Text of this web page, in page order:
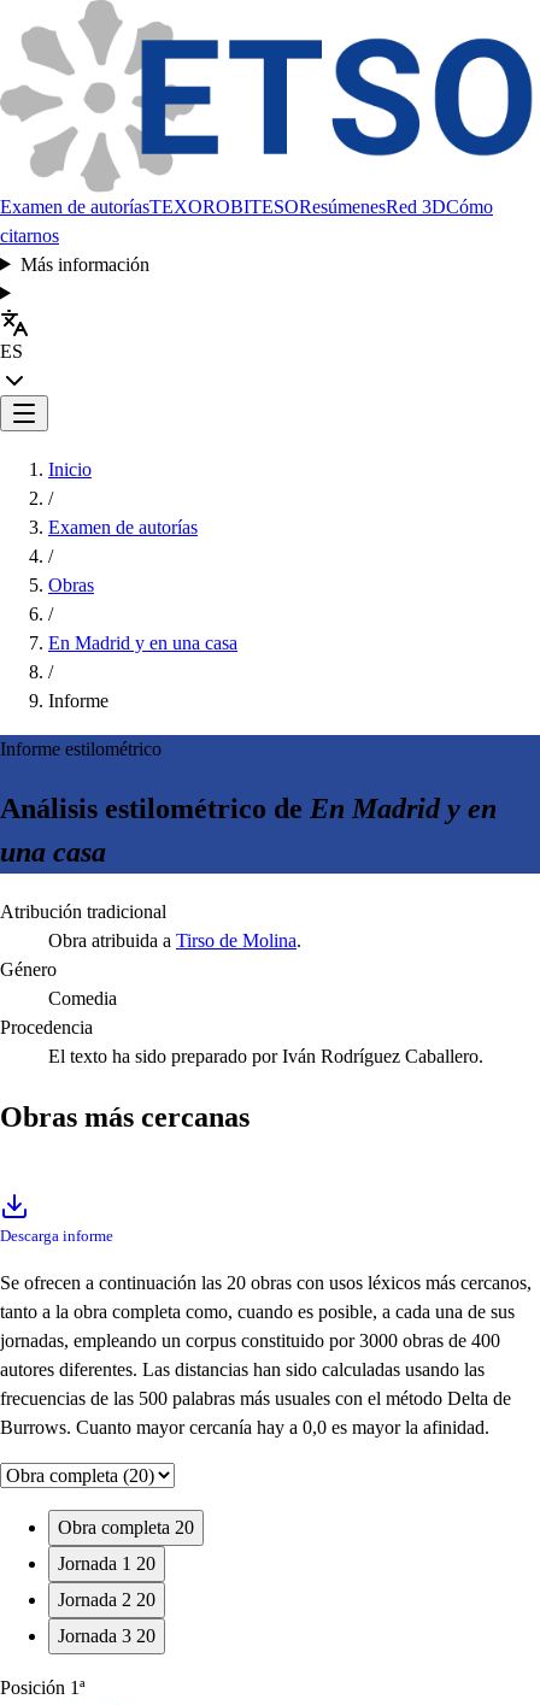
Examen de autoríasTEXOROBITESOResúmenesRed 3DCómo
citarnos
Más información
ES
Inicio
/
Examen de autorías
/
Obras
/
En Madrid y en una casa
/
Informe
Informe estilométrico
Análisis estilométrico de En Madrid y en
una casa
Atribución tradicional
Obra atribuida a Tirso de Molina.
Género
Comedia
Procedencia
El texto ha sido preparado por Iván Rodríguez Caballero.
Obras más cercanas
Descarga informe
Se ofrecen a continuación las 20 obras con usos léxicos más cercanos,
tanto a la obra completa como, cuando es posible, a cada una de sus
jornadas, empleando un corpus constituido por 3000 obras de 400
autores diferentes. Las distancias han sido calculadas usando las
frecuencias de las 500 palabras más usuales con el método Delta de
Burrows. Cuanto mayor cercanía hay a 0,0 es mayor la afinidad.
Obra completa 20
Jornada 1 20
Jornada 2 20
Jornada 3 20
Posición 1ª